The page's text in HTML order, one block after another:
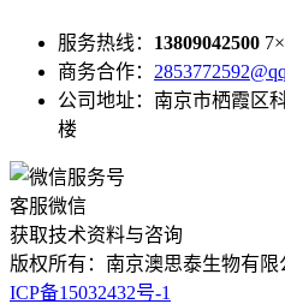
服务热线： 13809042500
商务合作：
公司地址：南京市栖霞区
楼
客服微信
获取技术资料与咨询
版权所有：南京澳思泰生物有
ICP备15032432号-1